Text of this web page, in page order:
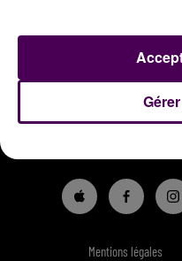
INFOS
Mentions légales